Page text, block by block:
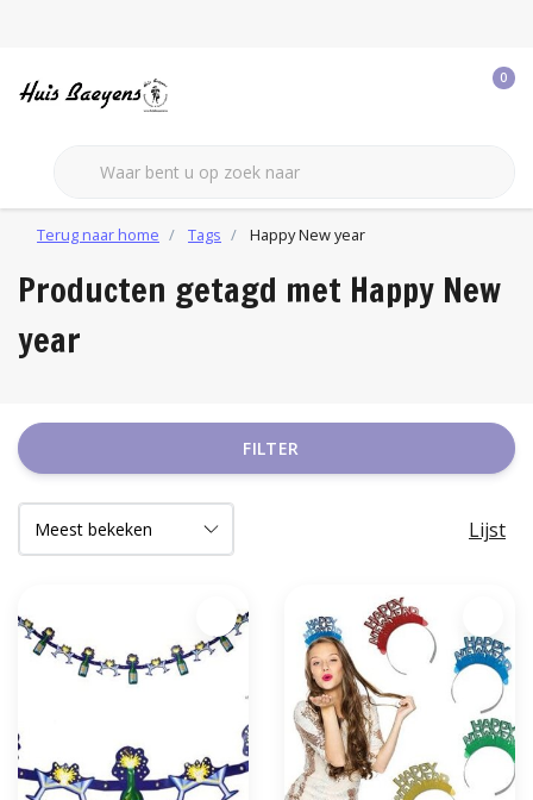
0
Terug naar home Tags Happy New year
Producten getagd met Happy New
year
FILTER
Lijst